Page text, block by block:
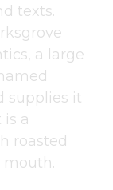
texts.
a large
supplies it
a
roasted
mouth.